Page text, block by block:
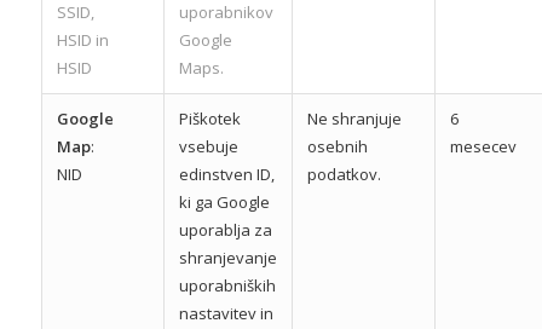
SSID,
HSID in
HSID
uporabnikov
Google
Maps.
Google
Map:
NID
Piškotek
vsebuje
edinstven ID,
ki ga Google
uporablja za
shranjevanje
uporabniških
nastavitev in
Ne shranjuje
osebnih
podatkov.
6
mesecev